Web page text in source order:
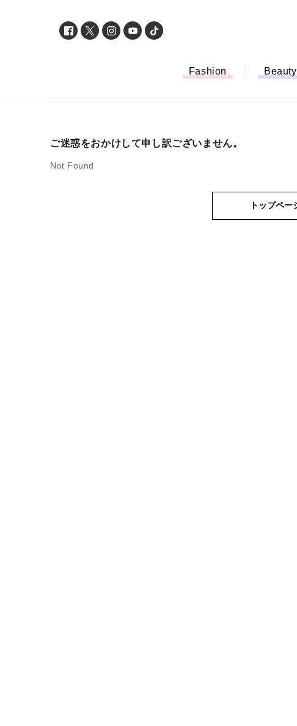
Fashion Beauty
ご迷惑をおかけして申し訳ございません。
Not Found
トップペー